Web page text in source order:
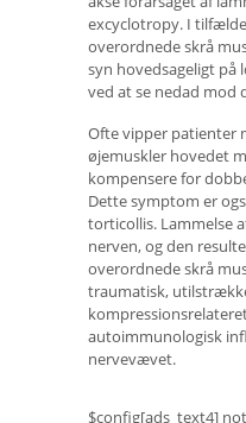
excyclotropy. I
overordnede skrå
syn hovedsageligt
ved at se nedad mod
Ofte vipper patienter
øjemuskler hovedet
kompensere for
Dette symptom er
torticollis. Lammelse
nerven, og den
overordnede skrå
traumatisk,
autoimmunologisk
nervevævet.
$config[ads_text4]